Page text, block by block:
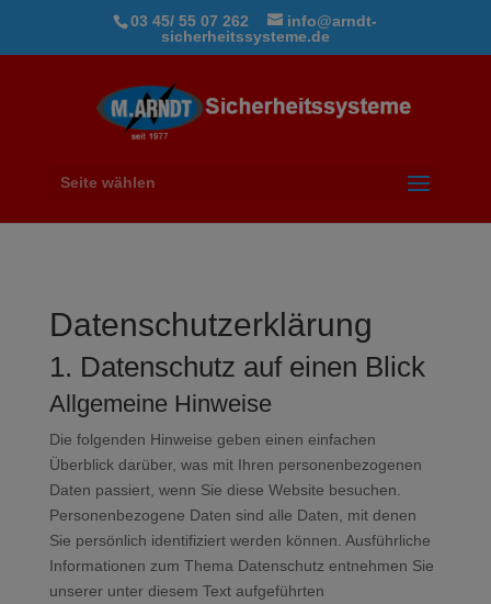
03 45/ 55 07 262
info@arndt-
sicherheitssysteme.de
Seite wählen
Datenschutz­erklärung
1. Datenschutz auf einen Blick
Allgemeine Hinweise
Die folgenden Hinweise geben einen einfachen
Überblick darüber, was mit Ihren personenbezogenen
Daten passiert, wenn Sie diese Website besuchen.
Personenbezogene Daten sind alle Daten, mit denen
Sie persönlich identifiziert werden können. Ausführliche
Informationen zum Thema Datenschutz entnehmen Sie
unserer unter diesem Text aufgeführten